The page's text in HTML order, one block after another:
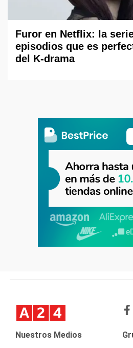
Furor en Netflix: la
episodios que es
del K-drama
Nuestros Medios